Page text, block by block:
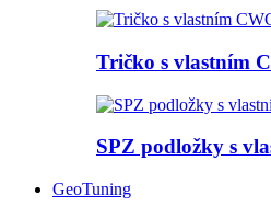
Tričko s vlastním
SPZ podložky s
GeoTuning